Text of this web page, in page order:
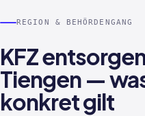
REGION & BEHÖRDENGANG
KFZ
Tiengen —
konkret gilt